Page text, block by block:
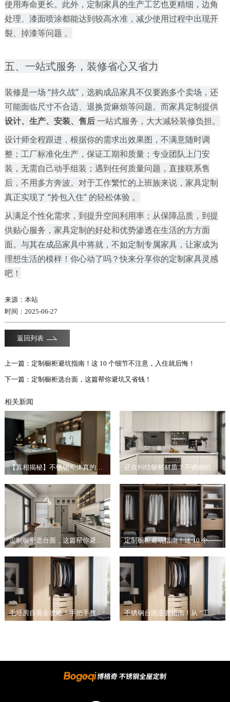
使用寿命更长。此外，定制家具的生产工艺也更精细，边角
处理、漆面喷涂都能达到较高水准，减少使用过程中出现开
裂、掉漆等问题 。
五、一站式服务，装修省心又省力
装修是一场 “持久战”，选购成品家具不仅要跑多个卖场，还
可能面临尺寸不合适、退换货麻烦等问题。而家具定制提供
设计、生产、安装、售后一站式服务，大大减轻装修负担。
设计师全程跟进，根据你的需求出效果图，不满意随时调
整；工厂标准化生产，保证工期和质量；专业团队上门安
装，无需自己动手组装；遇到任何质量问题，直接联系售
后，不用多方奔波。对于工作繁忙的上班族来说，家具定制
真正实现了 “拎包入住” 的轻松体验 。
从满足个性化需求，到提升空间利用率；从保障品质，到提
供贴心服务，家具定制的好处和优势渗透在生活的方方面
面。与其在成品家具中将就，不如定制专属家具，让家成为
理想生活的模样！你心动了吗？快来分享你的定制家具灵感
吧！
来源：本站
时间：2025-06-27
返回列表
上一篇： 定制橱柜避坑指南！这 10 个细节不注意，入住就后悔！
下一篇： 定制橱柜选台面，这篇帮你避坑又省钱！​
相关新闻
定制橱柜避坑指南！这 10 个细节不注意，入住就后悔！
毛坯房自装全攻略！手把手教你从 “空壳子” 到理想家​ 不锈钢台面逆袭指南！从 “工业风” 到 “高颜值” 就靠这几招​